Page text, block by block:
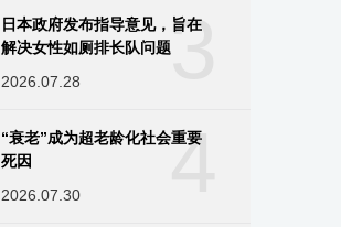
3
日本政府发布指导意见，旨在
解决女性如厕排长队问题
2026.07.28
4
“衰老”成为超老龄化社会重要
死因
2026.07.30